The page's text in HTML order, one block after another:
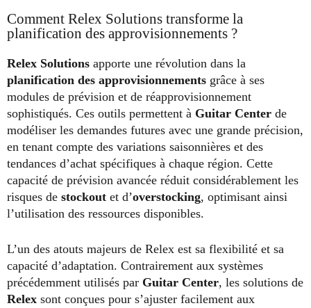
Comment Relex Solutions transforme la
planification des approvisionnements ?
Relex Solutions apporte une révolution dans la
planification des approvisionnements grâce à ses
modules de prévision et de réapprovisionnement
sophistiqués. Ces outils permettent à Guitar Center de
modéliser les demandes futures avec une grande précision,
en tenant compte des variations saisonnières et des
tendances d’achat spécifiques à chaque région. Cette
capacité de prévision avancée réduit considérablement les
risques de stockout et d’overstocking, optimisant ainsi
l’utilisation des ressources disponibles.
L’un des atouts majeurs de Relex est sa flexibilité et sa
capacité d’adaptation. Contrairement aux systèmes
précédemment utilisés par Guitar Center, les solutions de
Relex sont conçues pour s’ajuster facilement aux